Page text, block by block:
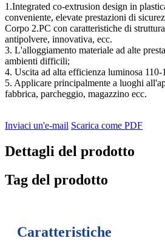
1.Integrated co-extrusion design in
conveniente, elevate prestazioni di
Corpo 2.PC con caratteristiche di
antipolvere, innovativa, ecc.
3. L'alloggiamento materiale ad alte
ambienti difficili;
4. Uscita ad alta efficienza luminosa 110-
5. Applicare principalmente a luoghi
fabbrica, parcheggio, magazzino ecc.
Inviaci un'e-mail Scarica come PDF
Dettagli del prodotto
Tag del prodotto
Caratteristiche